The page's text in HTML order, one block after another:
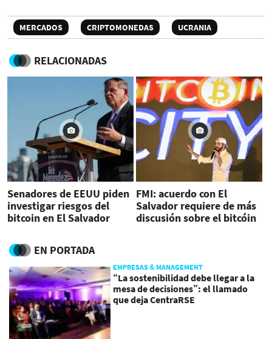
MERCADOS CRIPTOMONEDAS UCRANIA
RELACIONADAS
Senadores de EEUU piden
investigar riesgos del
bitcoin en El Salvador
FMI: acuerdo con El
Salvador requiere de más
discusión sobre el bitcóin
EN PORTADA
EMPRESAS & MANAGEMENT
“La sostenibilidad debe llegar a la
mesa de decisiones”: el llamado
que deja CentraRSE